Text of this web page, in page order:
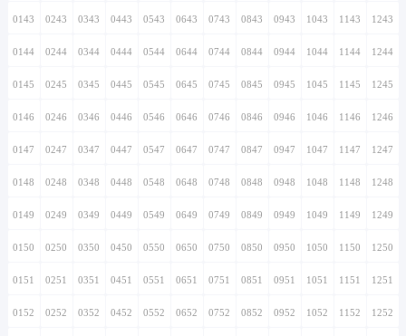
0143 0243 0343 0443 0543 0643 0743 0843 0943 1043 1143 1243
0144 0244 0344 0444 0544 0644 0744 0844 0944 1044 1144 1244
0145 0245 0345 0445 0545 0645 0745 0845 0945 1045 1145 1245
0146 0246 0346 0446 0546 0646 0746 0846 0946 1046 1146 1246
0147 0247 0347 0447 0547 0647 0747 0847 0947 1047 1147 1247
0148 0248 0348 0448 0548 0648 0748 0848 0948 1048 1148 1248
0149 0249 0349 0449 0549 0649 0749 0849 0949 1049 1149 1249
0150 0250 0350 0450 0550 0650 0750 0850 0950 1050 1150 1250
0151 0251 0351 0451 0551 0651 0751 0851 0951 1051 1151 1251
0152 0252 0352 0452 0552 0652 0752 0852 0952 1052 1152 1252